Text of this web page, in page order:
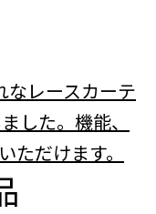
なレースカーテ
した。機能、
ただけます。